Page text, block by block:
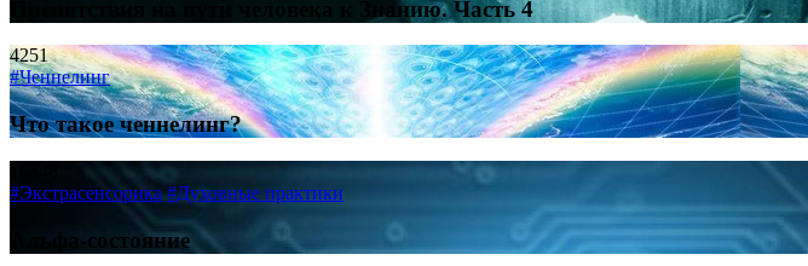
Препятствия на пути человека к Знанию. Часть 4
4251
#Ченнелинг
Что такое ченнелинг?
#Экстрасенсорика #Духовные практики
Альфа-состояние